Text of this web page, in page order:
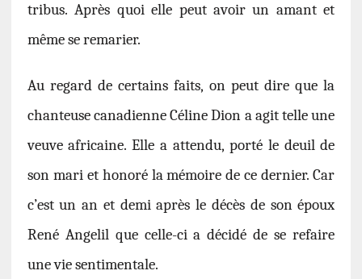
tribus.Après quoi elle peut avoir un amant et
même se remarier.
Au regard de certains faits, on peut dire que la
chanteuse canadienne Céline Dion a agit telle une
veuve africaine. Elle a attendu, porté le deuil de
son mari et honoré la mémoire de ce dernier. Car
c’est un an et demi après le décès de son époux
René Angelil que celle-ci a décidé de se refaire
une vie sentimentale.